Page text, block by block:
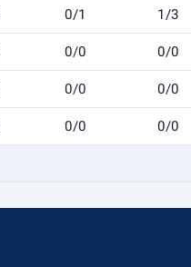
1/3
0/1
0/0
0/0
0/0
0/0
0/0
0/0